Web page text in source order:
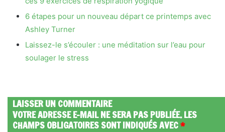
6 étapes pour un nouveau départ ce printemps avec
Ashley Turner
Laissez-le s’écouler : une méditation sur l’eau pour
soulager le stress
LAISSER UN COMMENTAIRE
VOTRE ADRESSE E-MAIL NE SERA PAS PUBLIÉE.LES
CHAMPS OBLIGATOIRES SONT INDIQUÉS AVEC*